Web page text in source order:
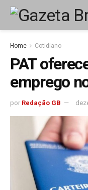
Home Cotidiano
PAT
emprego
por Redação GB